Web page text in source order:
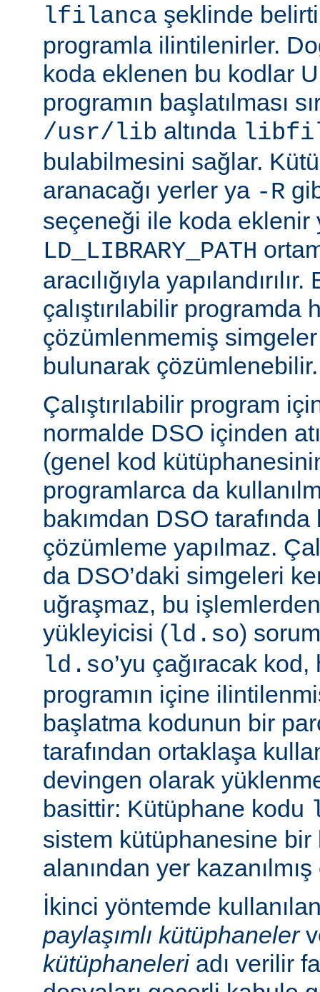
lfilanca şeklinde
programla ilintilenirler.
koda eklenen bu kodlar
programın başlatılması
/usr/lib altında
bulabilmesini sağlar.
aranacağı yerler ya -R
seçeneği ile koda eklenir
LD_LIBRARY_PATH
aracılığıyla
çalıştırılabilir programda
çözümlenmemiş
bulunarak çözümlenebilir.
Çalıştırılabilir program
normalde DSO içinden
(genel kod
programlarca da
bakımdan DSO
çözümleme yapılmaz.
da DSO’daki simgeleri
uğraşmaz, bu
yükleyicisi ( ld.so)
ld.so’yu çağıracak kod,
programın içine
başlatma kodunun bir
tarafından ortaklaşa
devingen olarak
basittir: Kütüphane kodu
sistem kütüphanesine
alanından yer kazanılmış
İkinci yöntemde
paylaşımlı kütüphaneler
kütüphaneleriadı verilir